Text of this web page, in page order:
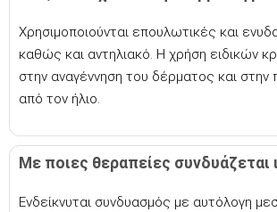
Χρησιμοποιούνται επουλωτικές και
καθώς και αντηλιακό. Η χρήση ειδικών
στην αναγέννηση του δέρματος και στην
από τον ήλιο.
Με ποιες θεραπείες συνδυάζεται
Ενδείκνυται συνδυασμός με αυτόλογη